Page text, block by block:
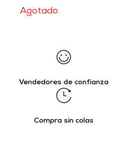
Agotado
Vendedores de confianza
Compra sin colas